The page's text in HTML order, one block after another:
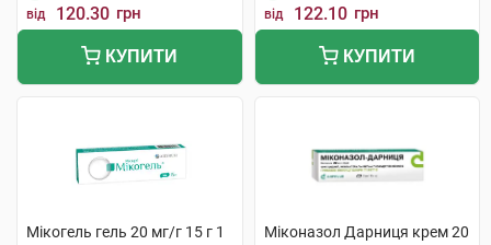
від 120.30 грн
КУПИТИ
від 122.10 грн
КУПИТИ
Мікогель гель 20 мг/г 15 г 1
Міконазол Дарниця крем 20